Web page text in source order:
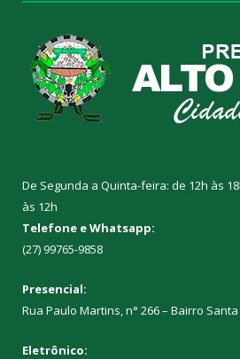
De Segunda a Quinta-feira: de 12h às
às 12h
Telefone e Whatsapp:
(27) 99765-9858
Presencial:
Rua Paulo Martins, n° 266 – Bairro
Eletrônico: